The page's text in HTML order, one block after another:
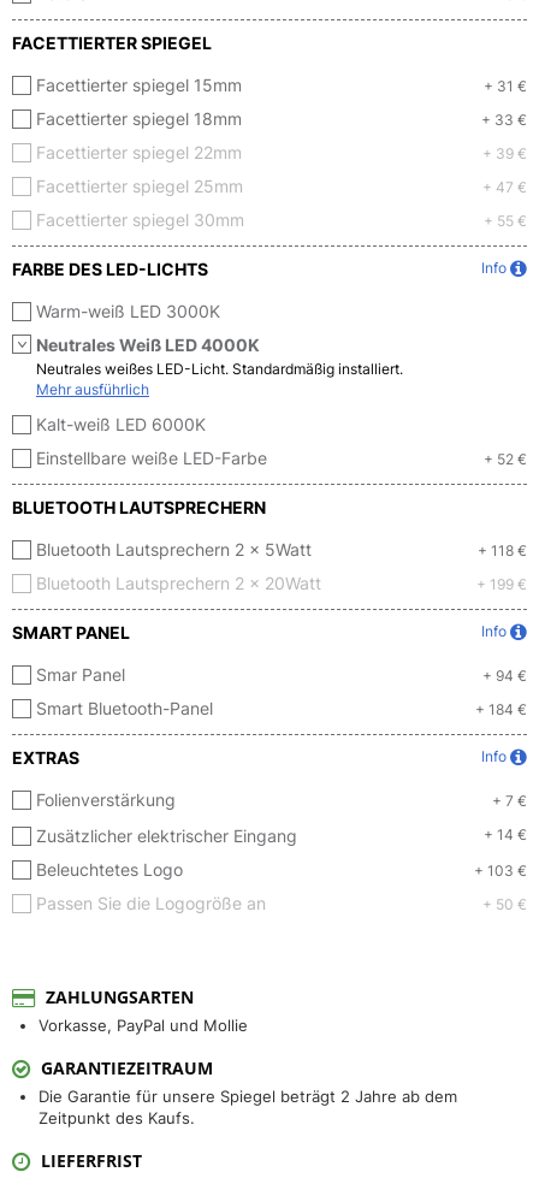
FACETTIERTER SPIEGEL
Facettierter spiegel 15mm + 31 €
Facettierter spiegel 18mm + 33 €
Facettierter spiegel 22mm + 39 €
Facettierter spiegel 25mm + 47 €
Facettierter spiegel 30mm + 55 €
FARBE DES LED-LICHTS Info
Warm-weiß LED 3000K
Neutrales Weiß LED 4000K
Neutrales weißes LED-Licht. Standardmäßig installiert.
Mehr ausführlich
Kalt-weiß LED 6000K
Einstellbare weiße LED-Farbe
+ 52 €
BLUETOOTH LAUTSPRECHERN
Bluetooth Lautsprechern 2 x 5Watt + 118 €
Bluetooth Lautsprechern 2 x 20Watt + 199 €
SMART PANEL Info
Smar Panel + 94 €
Smart Bluetooth-Panel + 184 €
EXTRAS Info
Folienverstärkung + 7 €
Zusätzlicher elektrischer Eingang + 14 €
Beleuchtetes Logo + 103 €
Passen Sie die Logogröße an + 50 €
ZAHLUNGSARTEN
Vorkasse, PayPal und Mollie
GARANTIEZEITRAUM
Die Garantie für unsere Spiegel beträgt 2 Jahre ab dem
Zeitpunkt des Kaufs.
LIEFERFRIST